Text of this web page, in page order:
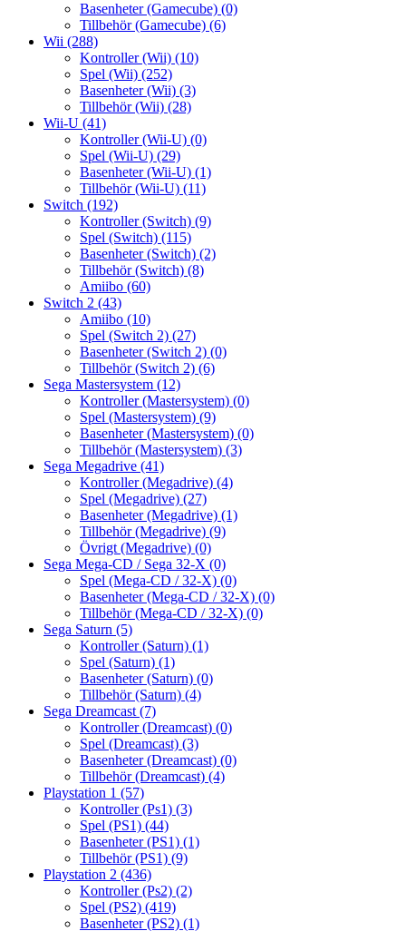
Basenheter (Gamecube) (0)
Tillbehör (Gamecube) (6)
Wii (288)
Kontroller (Wii) (10)
Spel (Wii) (252)
Basenheter (Wii) (3)
Tillbehör (Wii) (28)
Wii-U (41)
Kontroller (Wii-U) (0)
Spel (Wii-U) (29)
Basenheter (Wii-U) (1)
Tillbehör (Wii-U) (11)
Switch (192)
Kontroller (Switch) (9)
Spel (Switch) (115)
Basenheter (Switch) (2)
Tillbehör (Switch) (8)
Amiibo (60)
Switch 2 (43)
Amiibo (10)
Spel (Switch 2) (27)
Basenheter (Switch 2) (0)
Tillbehör (Switch 2) (6)
Sega Mastersystem (12)
Kontroller (Mastersystem) (0)
Spel (Mastersystem) (9)
Basenheter (Mastersystem) (0)
Tillbehör (Mastersystem) (3)
Sega Megadrive (41)
Kontroller (Megadrive) (4)
Spel (Megadrive) (27)
Basenheter (Megadrive) (1)
Tillbehör (Megadrive) (9)
Övrigt (Megadrive) (0)
Sega Mega-CD / Sega 32-X (0)
Spel (Mega-CD / 32-X) (0)
Basenheter (Mega-CD / 32-X) (0)
Tillbehör (Mega-CD / 32-X) (0)
Sega Saturn (5)
Kontroller (Saturn) (1)
Spel (Saturn) (1)
Basenheter (Saturn) (0)
Tillbehör (Saturn) (4)
Sega Dreamcast (7)
Kontroller (Dreamcast) (0)
Spel (Dreamcast) (3)
Basenheter (Dreamcast) (0)
Tillbehör (Dreamcast) (4)
Playstation 1 (57)
Kontroller (Ps1) (3)
Spel (PS1) (44)
Basenheter (PS1) (1)
Tillbehör (PS1) (9)
Playstation 2 (436)
Kontroller (Ps2) (2)
Spel (PS2) (419)
Basenheter (PS2) (1)